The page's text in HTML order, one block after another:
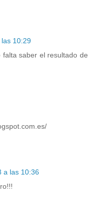
10:29
saber el resultado de
a las 10:36